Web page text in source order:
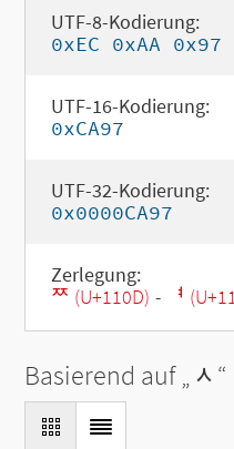
UTF-8-Kodierung:
0xEC 0xAA 0x97
UTF-16-Kodierung:
0xCA97
UTF-32-Kodierung:
0x0000CA97
Zerlegung:
ᄍ (U+110D) - ᅧ
Basierend auf „ᆺ